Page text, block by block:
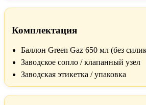
Комплектация
Баллон Green Gaz 650 мл (без
Заводское сопло / клапанный узел
Заводская этикетка / упаковка